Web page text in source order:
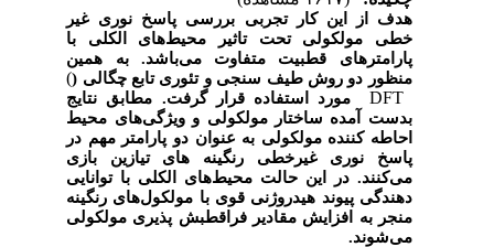
هدف از این کار تجربی بررسی پاسخ نوری غیر
خطی مولکولی تحت تاثیر محیط‌های الکلی با
پارامترهای قطبیت متفاوت می‌باشد. به همین
منظور دو روش طیف سنجی و تئوری تابع چگالی ((
DFTمورد استفاده قرار گرفت. مطابق نتایج
بدست آمده ساختار مولکولی و ویژگی‌های محیط
احاطه کننده مولکولی به عنوان دو پارامتر مهم در
پاسخ نوری غیرخطی رنگینه های تیازین بازی
می‌کنند. در این حالت محیط‌های الکلی با توانایی
دهندگی پیوند هیدروژنی قوی با مولکول‌های رنگینه
منجر به افزایش مقادیر فراقطبش پذیری مولکولی
می‌شوند.